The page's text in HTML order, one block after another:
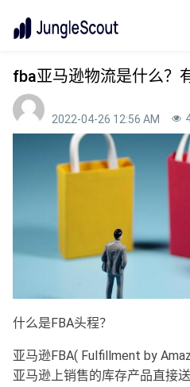
fba亚马逊物流是什么？
2022-04-26 12:56 AM
什么是FBA头程？
亚马逊FBA( Fulfillment by
亚马逊上销售的库存产品直接